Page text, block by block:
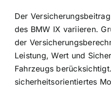
Der
des BMW IX variieren.
der
Leistung, Wert und
Fahrzeugs
sicherheitsorientiertes